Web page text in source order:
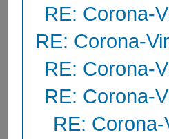
RE: Corona-
RE: Corona-
RE: Corona-
RE: Corona-
RE: